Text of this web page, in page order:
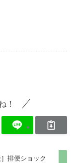
！
］排便ショック